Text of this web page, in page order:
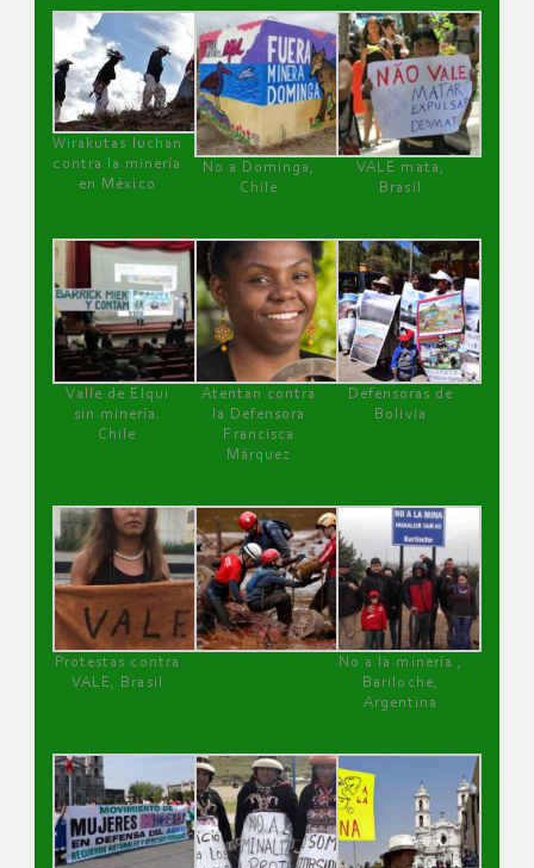
Wirakutas luchan
contra la minería
en México
No a Dominga,
Chile
VALE mata,
Brasil
Valle de Elqui
sin minería.
Chile
Atentan contra
la Defensora
Francisca
Márquez
Defensoras de
Bolivia
Protestas contra
VALE, Brasil
No a la minería ,
Bariloche,
Argentina